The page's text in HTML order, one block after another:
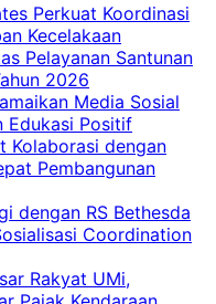
Perkuat Koordinasi
Kecelakaan
Pelayanan Santunan
2026
Media Sosial
Edukasi Positif
Kolaborasi dengan
Pembangunan
dengan RS Bethesda
Coordination
Rakyat UMi,